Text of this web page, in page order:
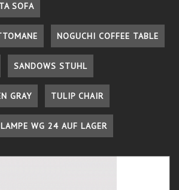
SOFA
NOGUCHI COFFEE TABLE
SANDOWS STUHL
GRAY TULIP CHAIR
WG 24 AUF LAGER